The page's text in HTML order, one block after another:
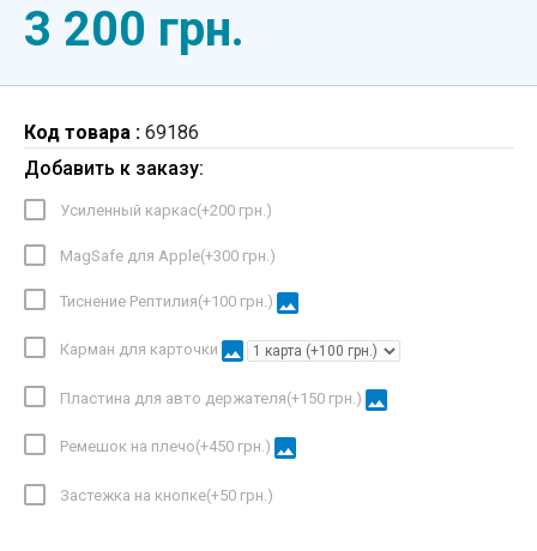
3 200 грн.
Код товара : 69186
Добавить к заказу:
Усиленный каркас(+200 грн.)
MagSafe для Apple(+300 грн.)
Тиснение Рептилия(+100 грн.) image
Карман для карточки image
Пластина для авто держателя(+150 грн.) image
Ремешок на плечо(+450 грн.) image
Застежка на кнопке(+50 грн.)